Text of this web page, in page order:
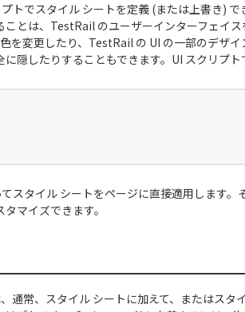
トでスタイル シートを定義 (または上書き)
ことは、TestRail のユーザーインターフェイ
を変更したり、TestRail の UI の一部のデザ
隠したりすることもできます。UI スクリプ
スタイル シートをページに直接適用します。
マイズできます。
通常、スタイル シートに加えて、またはスタ